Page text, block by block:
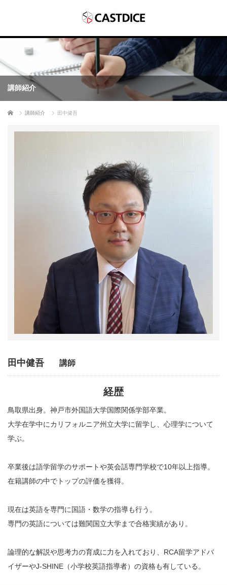
講師紹介
ホーム 講師紹介 田中健吾
田中健吾 講師
経歴
鳥取県出身。神戸市外国語大学国際関係学部卒業。
大学在学中にカリフォルニア州立大学に留学し、心理学について
学ぶ。
卒業後は語学留学のサポートや英会話専門学校で10年以上指導。
在籍講師の中でトップの評価を獲得。
現在は英語を専門に国語・数学の指導も行う。
専門の英語については難関国立大学まで合格実績があり。
論理的な解説や思考力の育成に力を入れており、RCA留学アドバ
イザーやJ-SHINE（小学校英語指導者）の資格も有している。